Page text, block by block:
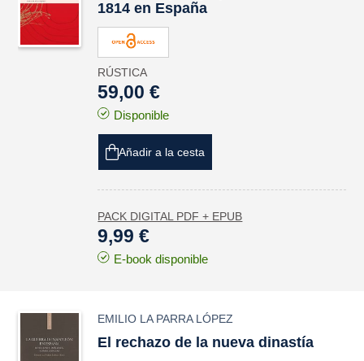
1814 en España
RÚSTICA
59,00 €
Disponible
Añadir a la cesta
PACK DIGITAL PDF + EPUB
9,99 €
E-book disponible
EMILIO LA PARRA LÓPEZ
El rechazo de la nueva dinastía